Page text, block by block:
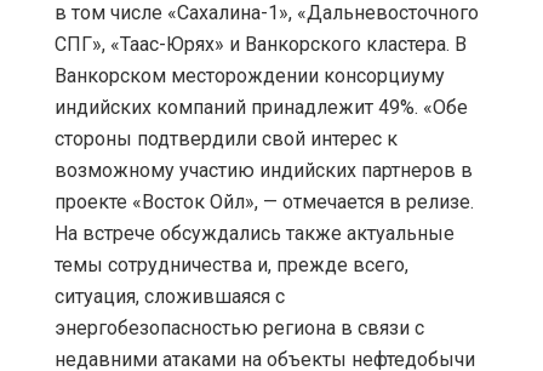
в том числе «Сахалина-1», «Дальневосточного
СПГ», «Таас-Юрях» и Ванкорского кластера. В
Ванкорском месторождении консорциуму
индийских компаний принадлежит 49%. «Обе
стороны подтвердили свой интерес к
возможному участию индийских партнеров в
проекте «Восток Ойл», — отмечается в релизе.
На встрече обсуждались также актуальные
темы сотрудничества и, прежде всего,
ситуация, сложившаяся с
энергобезопасностью региона в связи с
недавними атаками на объекты нефтедобычи